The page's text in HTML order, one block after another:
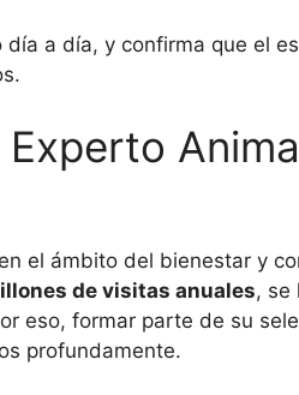
a día, y confirma que el
el ámbito del bienestar y
de visitas anuales, se
eso, formar parte de su
profundamente.